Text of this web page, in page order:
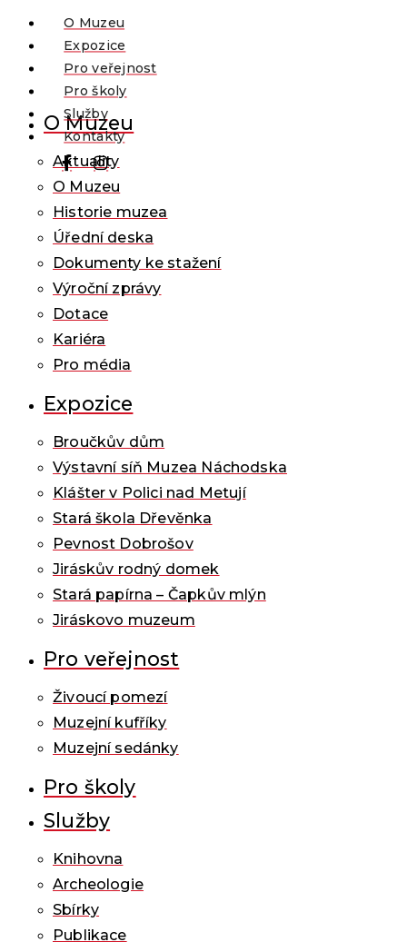
O Muzeu
Expozice
Pro veřejnost
Pro školy
Služby
Kontakty
O Muzeu
Aktuality
O Muzeu
Historie muzea
Úřední deska
Dokumenty ke stažení
Výroční zprávy
Dotace
Kariéra
Pro média
Expozice
Broučkův dům
Výstavní síň Muzea Náchodska
Klášter v Polici nad Metují
Stará škola Dřevěnka
Pevnost Dobrošov
Jiráskův rodný domek
Stará papírna – Čapkův mlýn
Jiráskovo muzeum
Pro veřejnost
Živoucí pomezí
Muzejní kufříky
Muzejní sedánky
Pro školy
Služby
Knihovna
Archeologie
Sbírky
Publikace